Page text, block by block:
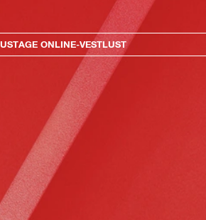
ONLINE-VESTLUST